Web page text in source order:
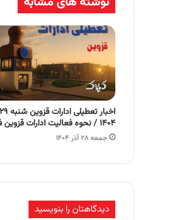
۱۴۰۴ / نحوه فعالیت ادارات قزوین فردا
جمعه ۲۸ آذر ۱۴۰۴
دیدگاهتان را بنویسید